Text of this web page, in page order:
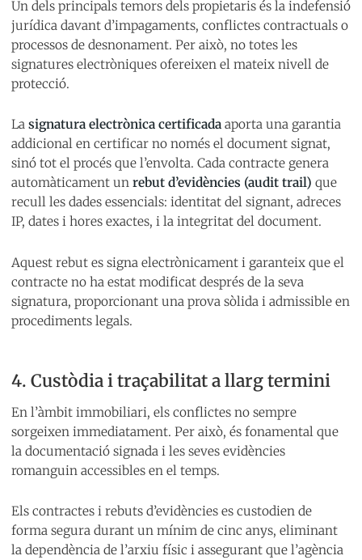
Un dels principals temors dels propietaris és la indefensió
jurídica davant d’impagaments, conflictes contractuals o
processos de desnonament. Per això, no totes les
signatures electròniques ofereixen el mateix nivell de
protecció.
La signatura electrònica certificada aporta una garantia
addicional en certificar no només el document signat,
sinó tot el procés que l’envolta. Cada contracte genera
automàticament un rebut d’evidències (audit trail) que
recull les dades essencials: identitat del signant, adreces
IP, dates i hores exactes, i la integritat del document.
Aquest rebut es signa electrònicament i garanteix que el
contracte no ha estat modificat després de la seva
signatura, proporcionant una prova sòlida i admissible en
procediments legals.
4. Custòdia i traçabilitat a llarg termini
En l’àmbit immobiliari, els conflictes no sempre
sorgeixen immediatament. Per això, és fonamental que
la documentació signada i les seves evidències
romanguin accessibles en el temps.
Els contractes i rebuts d’evidències es custodien de
forma segura durant un mínim de cinc anys, eliminant
la dependència de l’arxiu físic i assegurant que l’agència